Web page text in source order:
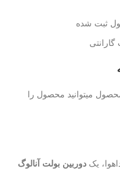
ثبت شده
میتوانید محصول را
یک دوربین بولت آنالوگ